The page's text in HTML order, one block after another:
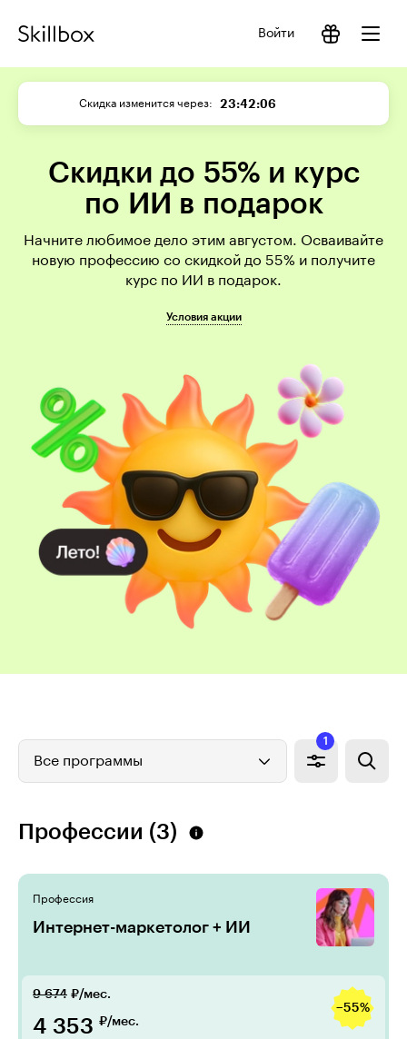
Войти
Скидка изменится через 23:42:06
Скидки до 55% и курс
по ИИ в подарок
Начните любимое дело этим августом. Осваивайте
новую профессию со скидкой до 55% и получите
курс по ИИ в подарок.
Условия акции
Все программы
1
Профессии (3)
Профессия
Интернет-маркетолог + ИИ
9 674 ₽/мес.
−55%
4 353 ₽/мес.